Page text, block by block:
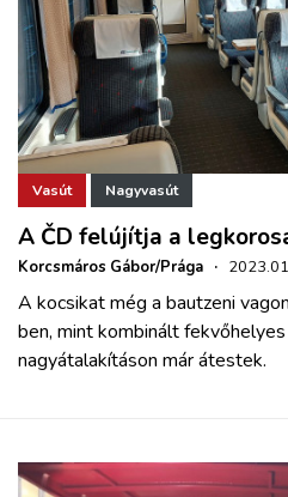
Vasút Nagyvasút
A ČD felújítja a
Korcsmáros Gábor/Prága ·
A kocsikat még a bautzeni
ben, mint kombinált
nagyátalakításon már átestek.